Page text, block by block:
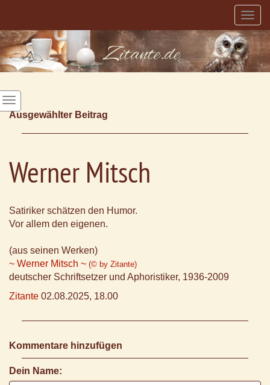
Ausgewählter Beitrag
Werner Mitsch
Satiriker schätzen den Humor.
Vor allem den eigenen.
(aus seinen Werken)
~ Werner Mitsch ~ (© by Zitante)
deutscher Schriftsetzer und Aphoristiker, 1936-2009
Zitante 02.08.2025, 18.00
Kommentare hinzufügen
Dein Name: